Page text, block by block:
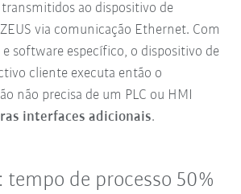
transmitidos ao dispositivo de
via comunicação Ethernet. Com
software específico, o dispositivo de
cliente executa então o
não precisa de um PLC ou HMI
interfaces adicionais.
tempo de processo 50%